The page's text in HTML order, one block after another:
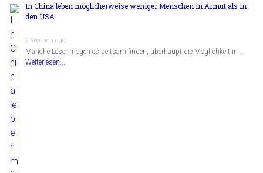
In China leben möglicherweise weniger Menschen in Armut als in
den USA
2 Wochen ago
Manche Leser mögen es seltsam finden, überhaupt die Möglichkeit in …
Weiterlesen...